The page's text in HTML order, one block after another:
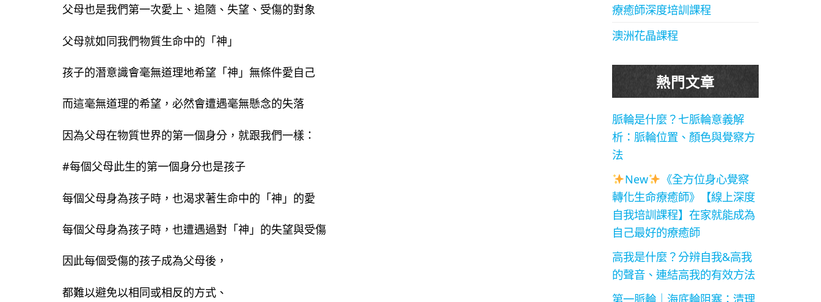
父母也是我們第一次愛上、追隨、失望、受傷的對象
父母就如同我們物質生命中的「神」
孩子的潛意識會毫無道理地希望「神」無條件愛自己
而這毫無道理的希望，必然會遭遇毫無懸念的失落
因為父母在物質世界的第一個身分，就跟我們一樣：
#每個父母此生的第一個身分也是孩子
每個父母身為孩子時，也渴求著生命中的「神」的愛
每個父母身為孩子時，也遭遇過對「神」的失望與受傷
因此每個受傷的孩子成為父母後，
都難以避免以相同或相反的方式、
療癒師深度培訓課程
澳洲花晶課程
熱門文章
脈輪是什麼？七脈輪意義解
析：脈輪位置、顏色與覺察方
法
New
《全方位身心覺察
轉化生命療癒師》【線上深度
自我培訓課程】在家就能成為
自己最好的療癒師
高我是什麼？分辨自我&高我
的聲音、連結高我的有效方法
第一脈輪｜海底輪阻塞：清理